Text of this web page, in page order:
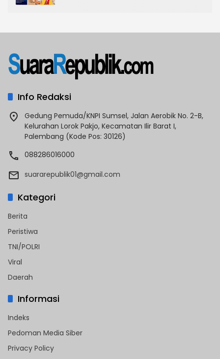
Info Redaksi
Gedung Pemuda/KNPI Sumsel, Jalan Aerobik No. 2-B,
Kelurahan Lorok Pakjo, Kecamatan Ilir Barat I,
Palembang (Kode Pos: 30126)
088286016000
suararepublik01@gmail.com
Kategori
Berita
Peristiwa
TNI/POLRI
Viral
Daerah
Informasi
Indeks
Pedoman Media Siber
Privacy Policy